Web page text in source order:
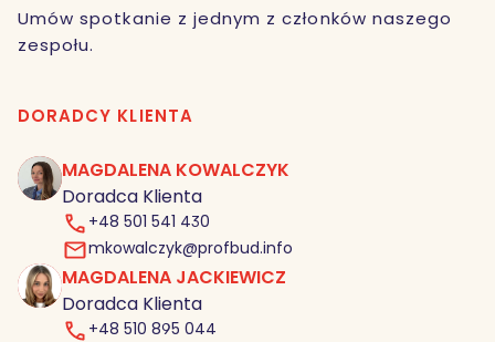
Umów spotkanie z jednym z członków naszego
zespołu.
DORADCY KLIENTA
MK MAGDALENA KOWALCZYK
Doradca Klienta
+48 501 541 430
mkowalczyk@profbud.info
MJ MAGDALENA JACKIEWICZ
Doradca Klienta
+48 510 895 044